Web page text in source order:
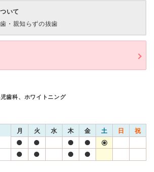
いて
・親知らずの抜歯
歯科、ホワイトニング
月 火 水 木 金 土 日 祝